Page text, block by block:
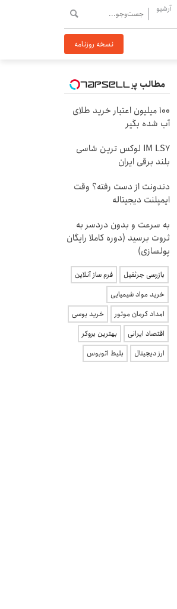
آرشیو
نسخه روزنامه
مطالب پیشنهادی
100 میلیون اعتبار خرید طلای
آب شده بگیر
IM LS7 لوکس ترین شاسی
بلند برقی ایران
دندونت از دست رفته؟ وقت
ایمپلنت دیجیتاله
به سرعت و بدون دردسر به
ثروت برسید (دوره کاملا رایگان
پولسازی)
بازرسی جرثقیل
فرم ساز آنلاین
خرید مواد شیمیایی
امداد کرمان موتور
خرید یوسی
اقتصاد ایرانی
بهترین بروکر
ارز دیجیتال
بلیط اتوبوس